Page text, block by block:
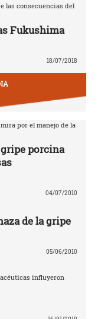
las consecuencias del
Fukushima
18/07/2018
por el manejo de la
gripe porcina
04/07/2010
de la gripe
05/06/2010
influyeron